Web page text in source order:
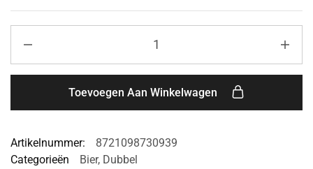
Toevoegen Aan Winkelwagen
Artikelnummer:
8721098730939
Categorieën
Bier, Dubbel